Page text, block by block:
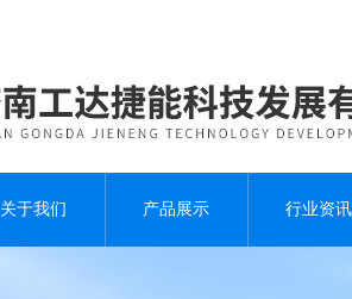
关于我们 产品展示 行业资讯